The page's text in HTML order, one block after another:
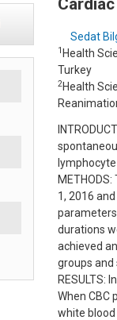
Sedat
1 Health
Turkey
2Health
1, 2016
durations
achieved
groups and
RESULTS:
When
white blood